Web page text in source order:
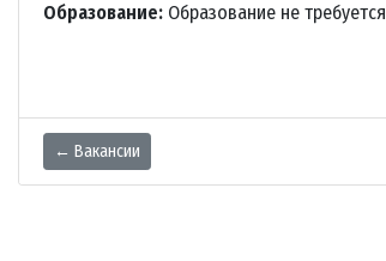
Образование: Образование не требуется
← Вакансии